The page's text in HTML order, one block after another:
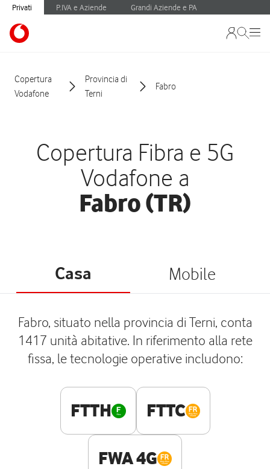
Privati P.IVA e Aziende Grandi Aziende e PA
Copertura
Vodafone
Provincia di
Terni
Fabro
Copertura Fibra e 5G
Vodafone a
Fabro (TR)
Casa Mobile
Fabro, situato nella provincia di Terni, conta
1417 unità abitative. In riferimento alla rete
fissa, le tecnologie operative includono:
FTTH FTTC
FWA 4G